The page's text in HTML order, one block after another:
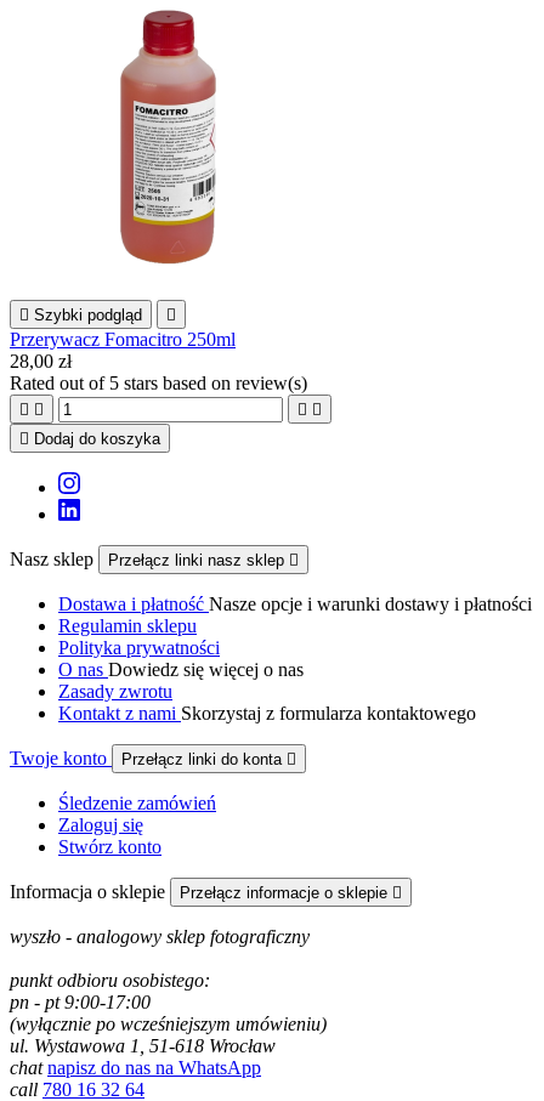
 Szybki podgląd 
Przerywacz Fomacitro 250ml
28,00 zł
Rated out of 5 stars based on review(s)
   
 Dodaj do koszyka
Nasz sklep Przełącz linki nasz sklep 
Dostawa i płatność Nasze opcje i warunki dostawy i płatności
Regulamin sklepu
Polityka prywatności
O nas Dowiedz się więcej o nas
Zasady zwrotu
Kontakt z nami Skorzystaj z formularza kontaktowego
Twoje konto Przełącz linki do konta 
Śledzenie zamówień
Zaloguj się
Stwórz konto
Informacja o sklepie Przełącz informacje o sklepie 
wyszło - analogowy sklep fotograficzny
punkt odbioru osobistego:
pn - pt 9:00-17:00
(wyłącznie po wcześniejszym umówieniu)
ul. Wystawowa 1, 51-618 Wrocław
chat napisz do nas na WhatsApp
call 780 16 32 64